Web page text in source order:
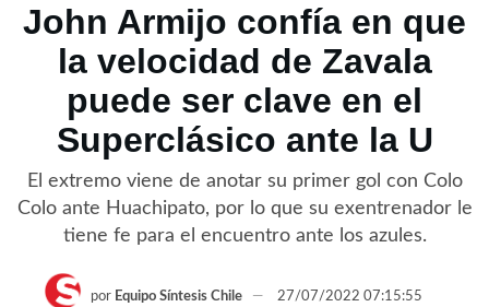
John Armijo confía en que
la velocidad de Zavala
puede ser clave en el
Superclásico ante la U
El extremo viene de anotar su primer gol con Colo
Colo ante Huachipato, por lo que su exentrenador le
tiene fe para el encuentro ante los azules.
por Equipo Síntesis Chile 27/07/2022 07:15:55